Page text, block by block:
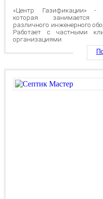
«Центр Газификации» -
которая занимается
различного инженерного
Работает с частными
организациями.